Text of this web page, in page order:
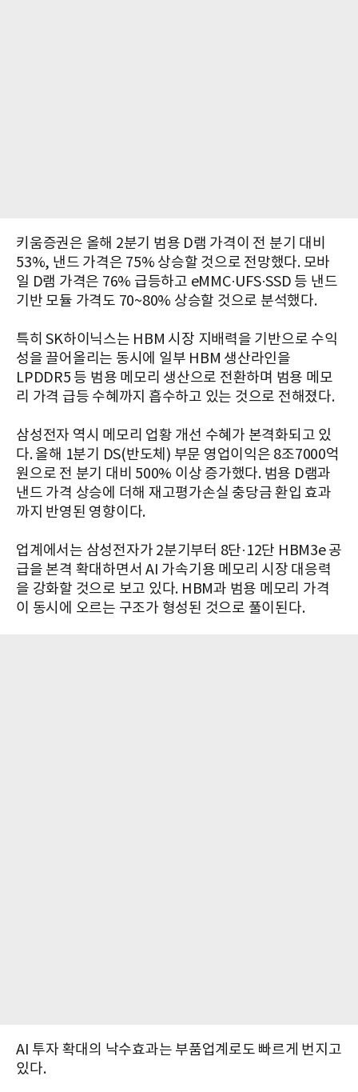
키움증권은 올해 2분기 범용 D램 가격이 전 분기 대비
53%, 낸드 가격은 75% 상승할 것으로 전망했다. 모바
일 D램 가격은 76% 급등하고 eMMC·UFS·SSD 등 낸드
기반 모듈 가격도 70~80% 상승할 것으로 분석했다.
특히 SK하이닉스는 HBM 시장 지배력을 기반으로 수익
성을 끌어올리는 동시에 일부 HBM 생산라인을
LPDDR5 등 범용 메모리 생산으로 전환하며 범용 메모
리 가격 급등 수혜까지 흡수하고 있는 것으로 전해졌다.
삼성전자 역시 메모리 업황 개선 수혜가 본격화되고 있
다. 올해 1분기 DS(반도체) 부문 영업이익은 8조7000억
원으로 전 분기 대비 500% 이상 증가했다. 범용 D램과
낸드 가격 상승에 더해 재고평가손실 충당금 환입 효과
까지 반영된 영향이다.
업계에서는 삼성전자가 2분기부터 8단·12단 HBM3e 공
급을 본격 확대하면서 AI 가속기용 메모리 시장 대응력
을 강화할 것으로 보고 있다. HBM과 범용 메모리 가격
이 동시에 오르는 구조가 형성된 것으로 풀이된다.
AI 투자 확대의 낙수효과는 부품업계로도 빠르게 번지고
있다.